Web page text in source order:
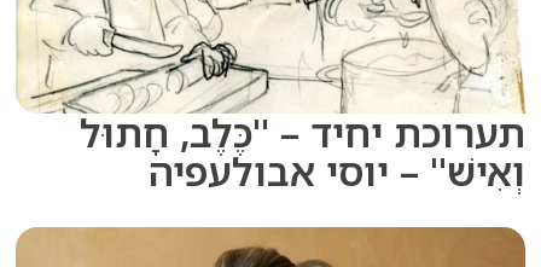
יחיד – "כֶּלֶב, חָתוּל
– יוסי אבולעפיה